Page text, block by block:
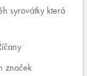
syrovátky která
značek